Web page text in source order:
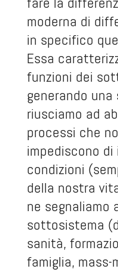
moderna di
in specifico
Essa
funzioni dei
generando
riusciamo ad
processi che
impediscono
condizioni
della nostra
ne segnaliamo
sottosistema
sanità,
famiglia,